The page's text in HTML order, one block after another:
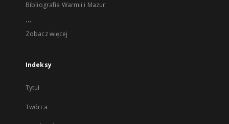
Bibliografia Warmii i Mazur
...
Zobacz więcej
Indeksy
Tytuł
Twórca